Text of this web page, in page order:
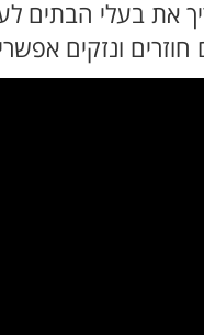
את בעלי הבתים
ונזקים